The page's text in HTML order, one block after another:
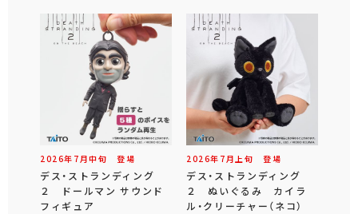
2026年 7 月中旬 登場
デス・ストランディング
２ ドールマン サウンド
フィギュア
2026年 7 月 上旬 登場
デス・ストランディング
２ ぬいぐるみ カイラ
ル・クリーチャー（ネコ）